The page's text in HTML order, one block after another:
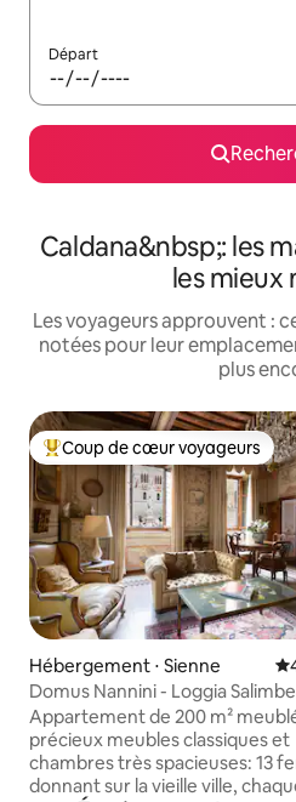
Départ
Caldana&nbsp;: les
les mieux
Les voyageurs approuvent :
notées pour leur
plus
Coups de cœur voyageurs les
Coup de cœur voyageurs
Hébergement ⋅ Sienne
Domus Nannini - Loggia
Appartement de 200 m²
précieux meubles classiques et
chambres très spacieuses: 13 fenêtres
donnant sur la vieille ville,